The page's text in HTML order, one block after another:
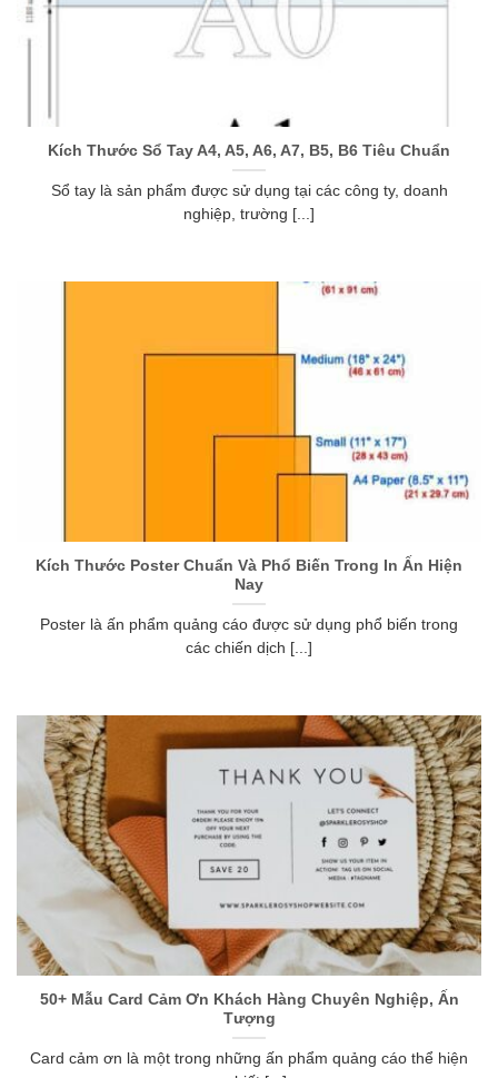
Kích Thước Sổ Tay A4, A5, A6, A7, B5, B6 Tiêu Chuẩn
Sổ tay là sản phẩm được sử dụng tại các công ty, doanh
nghiệp, trường [...]
Kích Thước Poster Chuẩn Và Phổ Biến Trong In Ấn Hiện
Nay
Poster là ấn phẩm quảng cáo được sử dụng phổ biến trong
các chiến dịch [...]
50+ Mẫu Card Cảm Ơn Khách Hàng Chuyên Nghiệp, Ấn
Tượng
Card cảm ơn là một trong những ấn phẩm quảng cáo thể hiện